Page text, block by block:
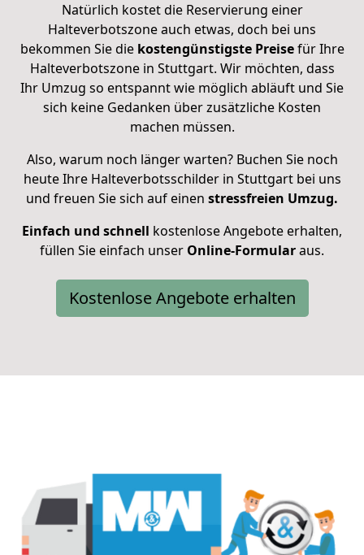
Natürlich kostet die Reservierung einer
Halteverbotszone auch etwas, doch bei uns
bekommen Sie diekostengünstigste Preisefür Ihre
Halteverbotszone in Stuttgart. Wir möchten, dass
Ihr Umzug so entspannt wie möglich abläuft und Sie
sich keine Gedanken über zusätzliche Kosten
machen müssen.
Also, warum noch länger warten? Buchen Sie noch
heute Ihre Halteverbotsschilder in Stuttgart bei uns
und freuen Sie sich auf einen stressfreien Umzug.
Einfach und schnell kostenlose Angebote erhalten,
füllen Sie einfach unser Online-Formularaus.
Kostenlose Angebote erhalten